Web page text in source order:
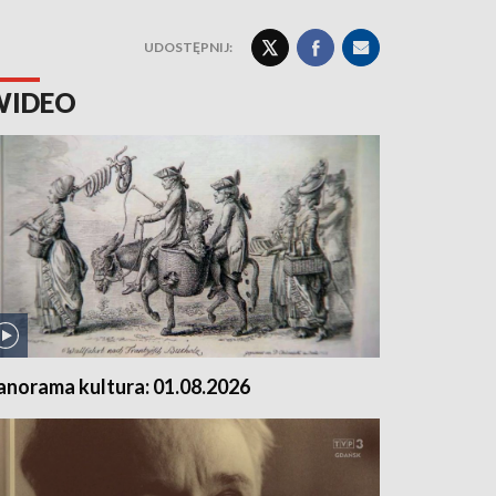
UDOSTĘPNIJ:
kultura: 01.08.2026